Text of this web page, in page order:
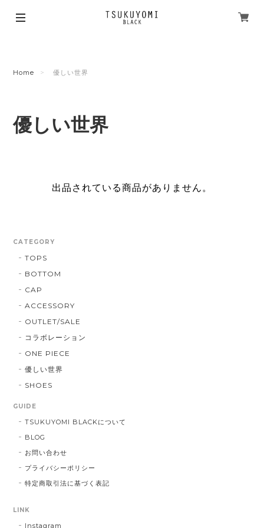
Home 優しい世界
優しい世界
出品されている商品がありません。
CATEGORY
TOPS
BOTTOM
CAP
ACCESSORY
OUTLET/SALE
コラボレーション
ONE PIECE
優しい世界
SHOES
GUIDE
TSUKUYOMI BLACKについて
BLOG
お問い合わせ
プライバシーポリシー
特定商取引法に基づく表記
LINK
Instagram